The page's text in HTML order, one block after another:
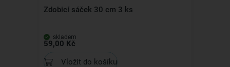
Zdobicí sáček 30 cm 3 ks
skladem
59,00 Kč
Vložit do košíku